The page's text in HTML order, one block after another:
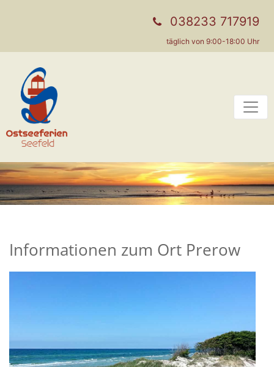
038233 717919
täglich von 9:00-18:00 Uhr
Informationen zum Ort Prerow